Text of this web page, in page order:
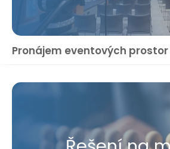
Pronájem eventových